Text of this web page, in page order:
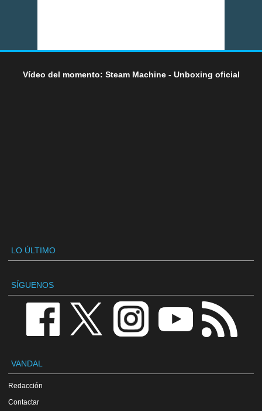
Vídeo del momento: Steam Machine - Unboxing oficial
LO ÚLTIMO
SÍGUENOS
VANDAL
Redacción
Contactar